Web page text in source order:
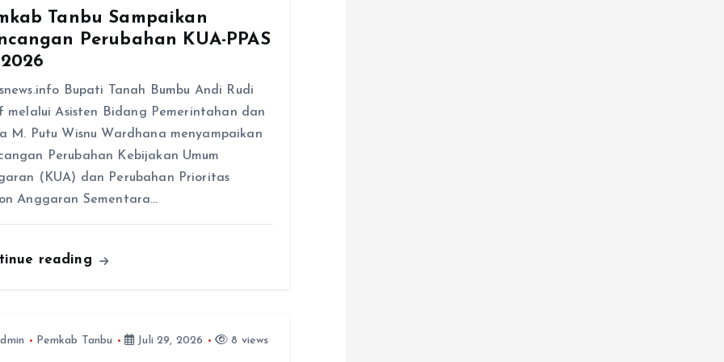
Tanbu Sampaikan
Perubahan KUA-PPAS
Bupati Tanah Bumbu Andi Rudi
melalui Asisten Bidang Pemerintahan dan
M. Putu Wisnu Wardhana menyampaikan
Perubahan Kebijakan Umum
(KUA) dan Perubahan Prioritas
Anggaran Sementara…
reading
Pemkab Tanbu Juli 29, 2026 8 views